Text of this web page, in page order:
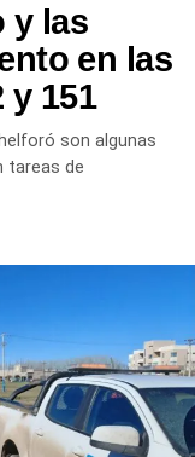
y las
en las
y 151
son algunas
tareas de